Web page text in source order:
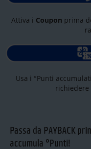
Attiva i Coupon prima
Usa i °Punti
richiedere
Passa da PAYBACK
accumula °Punti!